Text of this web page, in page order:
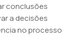
conclusões
a decisões
no processo